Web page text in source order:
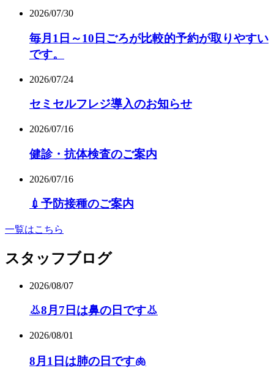
2026/07/30
毎月1日～10日ごろが比較的予約が取りやすい
です。
2026/07/24
セミセルフレジ導入のお知らせ
2026/07/16
健診・抗体検査のご案内
2026/07/16
💉予防接種のご案内
一覧はこちら
スタッフブログ
2026/08/07
👃8月7日は鼻の日です👃
2026/08/01
8月1日は肺の日です🫁